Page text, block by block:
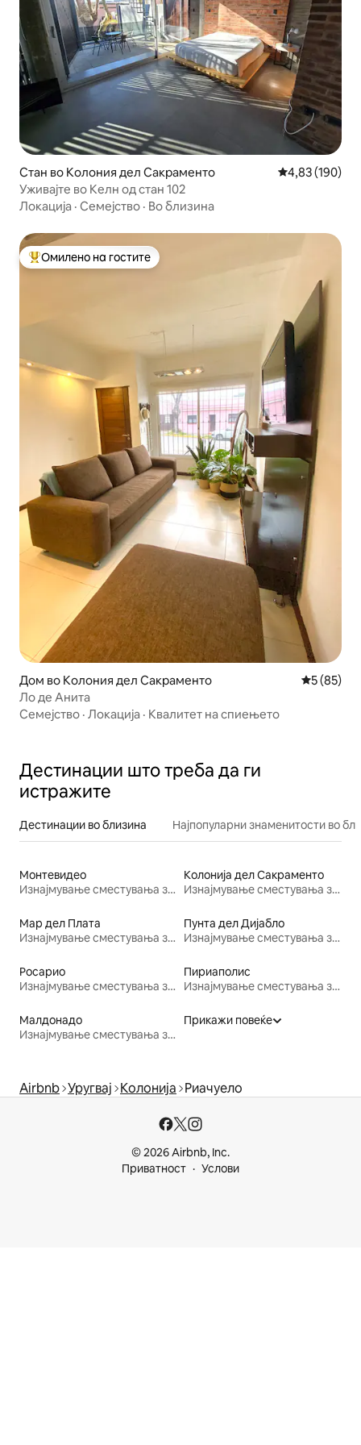
Стан во Колония дел Сакраменто Просечна
4,83 (190)
Уживајте во Келн од стан 102
Локација · Семејство · Во близина
Меѓу најуспешните „Омилени на гостите“
Омилено на гостите
Дом во Колония дел Сакраменто Просечна
5 (85)
Ло де Анита
Семејство · Локација · Квалитет на спиењето
Дестинации што треба да ги
истражите
Дестинации во близина Најпопуларни знаменитости во
Монтевидео
Изнајмување сместувања за одмор
Колонија дел Сакраменто
Изнајмување сместувања за одмор
Мар дел Плата
Изнајмување сместувања за одмор
Пунта дел Дијабло
Изнајмување сместувања за одмор
Росарио
Изнајмување сместувања за одмор
Пириаполис
Изнајмување сместувања за одмор
Малдонадо
Изнајмување сместувања за одмор
Прикажи повеќе
Airbnb Уругвај Колонија Риачуелo
© 2026 Airbnb, Inc.
Приватност
Услови